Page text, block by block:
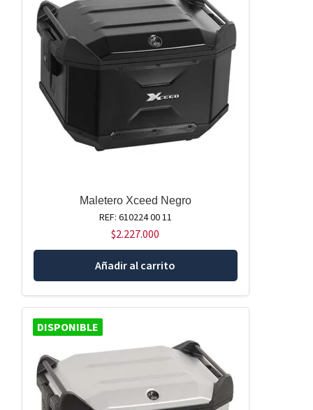
Maletero Xceed Negro
REF: 610224 00 11
$2.227.000
Añadir al carrito
DISPONIBLE